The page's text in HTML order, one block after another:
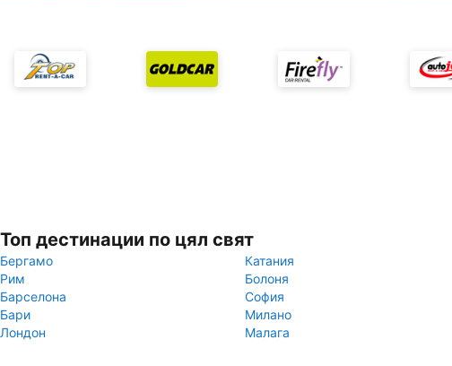
Топ дестинации по цял свят
Бергамо
Катания
Рим
Болоня
Барселона
София
Бари
Милано
Лондон
Малага